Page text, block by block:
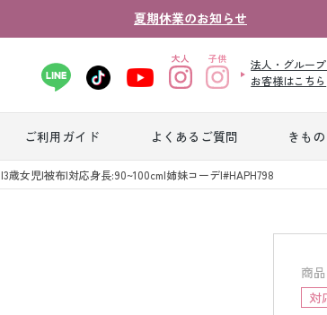
夏期休業のお知らせ
法人・グルー
お客様はこちら
ご利用ガイド よくあるご質問 きも
レンタル
卒業式袴レンタ
ル
歳女児|被布|対応身長:90~100cm|姉妹コーデ|#HAPH798
商
対